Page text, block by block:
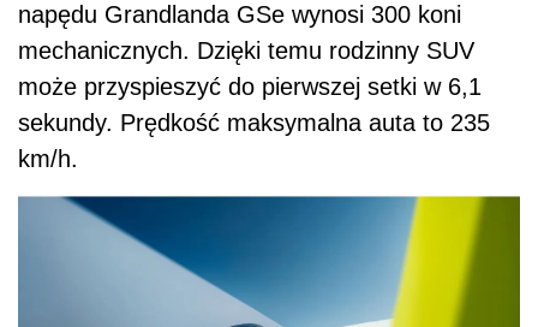
napędu Grandlanda GSe wynosi 300 koni
mechanicznych. Dzięki temu rodzinny SUV
może przyspieszyć do pierwszej setki w 6,1
sekundy. Prędkość maksymalna auta to 235
km/h.